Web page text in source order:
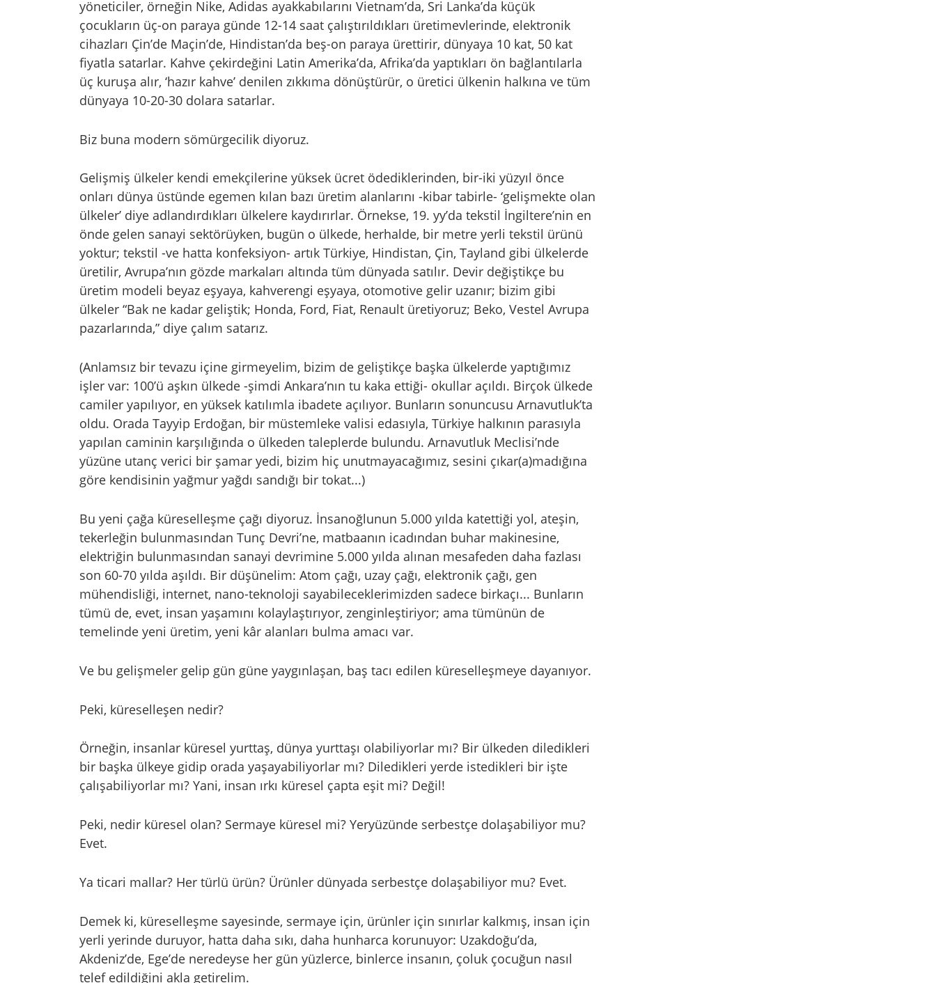
yöneticiler, örneğin Nike, Adidas ayakkabılarını Vietnam’da, Sri Lanka’da küçük
çocukların üç-on paraya günde 12-14 saat çalıştırıldıkları üretimevlerinde, elektronik
cihazları Çin’de Maçin’de, Hindistan’da beş-on paraya ürettirir, dünyaya 10 kat, 50 kat
fiyatla satarlar. Kahve çekirdeğini Latin Amerika’da, Afrika’da yaptıkları ön bağlantılarla
üç kuruşa alır, ‘hazır kahve’ denilen zıkkıma dönüştürür, o üretici ülkenin halkına ve tüm
dünyaya 10-20-30 dolara satarlar.
Biz buna modern sömürgecilik diyoruz.
Gelişmiş ülkeler kendi emekçilerine yüksek ücret ödediklerinden, bir-iki yüzyıl önce
onları dünya üstünde egemen kılan bazı üretim alanlarını -kibar tabirle- ‘gelişmekte olan
ülkeler’ diye adlandırdıkları ülkelere kaydırırlar. Örnekse, 19. yy’da tekstil İngiltere’nin en
önde gelen sanayi sektörüyken, bugün o ülkede, herhalde, bir metre yerli tekstil ürünü
yoktur; tekstil -ve hatta konfeksiyon- artık Türkiye, Hindistan, Çin, Tayland gibi ülkelerde
üretilir, Avrupa’nın gözde markaları altında tüm dünyada satılır. Devir değiştikçe bu
üretim modeli beyaz eşyaya, kahverengi eşyaya, otomotive gelir uzanır; bizim gibi
ülkeler “Bak ne kadar geliştik; Honda, Ford, Fiat, Renault üretiyoruz; Beko, Vestel Avrupa
pazarlarında,” diye çalım satarız.
(Anlamsız bir tevazu içine girmeyelim, bizim de geliştikçe başka ülkelerde yaptığımız
işler var: 100’ü aşkın ülkede -şimdi Ankara’nın tu kaka ettiği- okullar açıldı. Birçok ülkede
camiler yapılıyor, en yüksek katılımla ibadete açılıyor. Bunların sonuncusu Arnavutluk’ta
oldu. Orada Tayyip Erdoğan, bir müstemleke valisi edasıyla, Türkiye halkının parasıyla
yapılan caminin karşılığında o ülkeden taleplerde bulundu. Arnavutluk Meclisi’nde
yüzüne utanç verici bir şamar yedi, bizim hiç unutmayacağımız, sesini çıkar(a)madığına
göre kendisinin yağmur yağdı sandığı bir tokat...)
Bu yeni çağa küreselleşme çağı diyoruz. İnsanoğlunun 5.000 yılda katettiği yol, ateşin,
tekerleğin bulunmasından Tunç Devri’ne, matbaanın icadından buhar makinesine,
elektriğin bulunmasından sanayi devrimine 5.000 yılda alınan mesafeden daha fazlası
son 60-70 yılda aşıldı. Bir düşünelim: Atom çağı, uzay çağı, elektronik çağı, gen
mühendisliği, internet, nano-teknoloji sayabileceklerimizden sadece birkaçı... Bunların
tümü de, evet, insan yaşamını kolaylaştırıyor, zenginleştiriyor; ama tümünün de
temelinde yeni üretim, yeni kâr alanları bulma amacı var.
Ve bu gelişmeler gelip gün güne yaygınlaşan, baş tacı edilen küreselleşmeye dayanıyor.
Peki, küreselleşen nedir?
Örneğin, insanlar küresel yurttaş, dünya yurttaşı olabiliyorlar mı? Bir ülkeden diledikleri
bir başka ülkeye gidip orada yaşayabiliyorlar mı? Diledikleri yerde istedikleri bir işte
çalışabiliyorlar mı? Yani, insan ırkı küresel çapta eşit mi? Değil!
Peki, nedir küresel olan? Sermaye küresel mi? Yeryüzünde serbestçe dolaşabiliyor mu?
Evet.
Ya ticari mallar? Her türlü ürün? Ürünler dünyada serbestçe dolaşabiliyor mu? Evet.
Demek ki, küreselleşme sayesinde, sermaye için, ürünler için sınırlar kalkmış, insan için
yerli yerinde duruyor, hatta daha sıkı, daha hunharca korunuyor: Uzakdoğu’da,
Akdeniz’de, Ege’de neredeyse her gün yüzlerce, binlerce insanın, çoluk çocuğun nasıl
telef edildiğini akla getirelim.